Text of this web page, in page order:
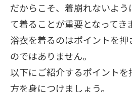
だからこそ、着崩れないよ
て着ることが重要となってき
浴衣を着るのはポイントを
のではありません。
以下にご紹介するポイントを
方を身につけましょう。